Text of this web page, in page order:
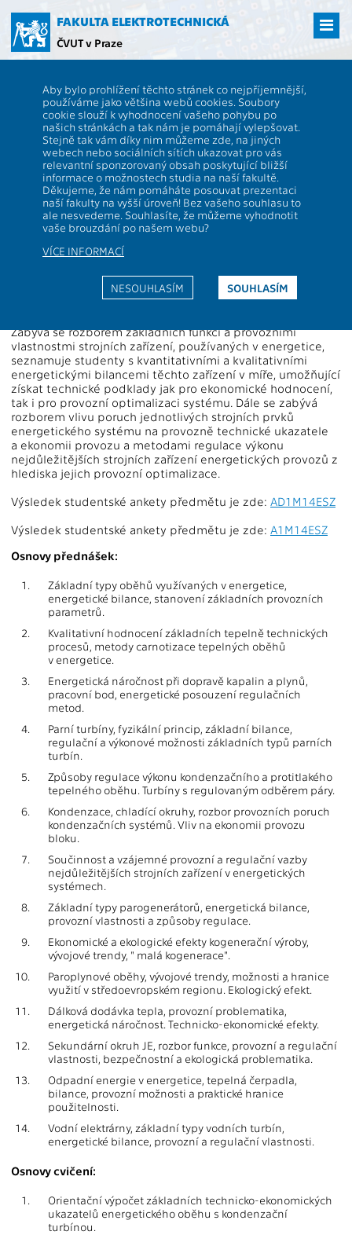
hlavní
obsah
FAKULTA ELEKTROTECHNICKÁ
ČVUT v Praze
Aby bylo prohlížení těchto stránek co nejpříjemnější,
používáme jako většina webů cookies. Soubory
cookie slouží k vyhodnocení vašeho pohybu po
našich stránkách a tak nám je pomáhají vylepšovat.
Stejně tak vám díky nim můžeme zde, na jiných
webech nebo sociálních sítích ukazovat pro vás
relevantní sponzorovaný obsah poskytující bližší
informace o možnostech studia na naší fakultě.
Děkujeme, že nám pomáháte posouvat prezentaci
naší fakulty na vyšší úroveň! Bez vašeho souhlasu to
ale nesvedeme. Souhlasíte, že můžeme vyhodnotit
vaše brouzdání po našem webu?
VÍCE INFORMACÍ
SOUHLASÍM
NESOUHLASÍM
A1M14ESZ
A1M14ESZ Energetická strojní zařízení
Rozsah výuky:
Katedra:
13114 Jazyk výuky:
Garanti:
Zakončení:
Přednášející:
Kreditů:
4
Cvičící:
Semestr:
Webová stránka:
https://moodle.fel.cvut.cz/courses/A1M14ESZ
Zabývá se rozborem základních funkcí a provozními
vlastnostmi strojních zařízení, používaných v energetice,
seznamuje studenty s kvantitativními a kvalitativními
energetickými bilancemi těchto zařízení v míře, umožňující
získat technické podklady jak pro ekonomické hodnocení,
tak i pro provozní optimalizaci systému. Dále se zabývá
rozborem vlivu poruch jednotlivých strojních prvků
energetického systému na provozně technické ukazatele
a ekonomii provozu a metodami regulace výkonu
nejdůležitějších strojních zařízení energetických provozů z
hlediska jejich provozní optimalizace.
Výsledek studentské ankety předmětu je zde: AD1M14ESZ
Výsledek studentské ankety předmětu je zde: A1M14ESZ
Osnovy přednášek:
1.
Základní typy oběhů využívaných v energetice,
energetické bilance, stanovení základních provozních
parametrů.
2.
Kvalitativní hodnocení základních tepelně technických
procesů, metody carnotizace tepelných oběhů
v energetice.
3.
Energetická náročnost při dopravě kapalin a plynů,
pracovní bod, energetické posouzení regulačních
metod.
4.
Parní turbíny, fyzikální princip, základní bilance,
regulační a výkonové možnosti základních typů parních
turbín.
5.
Způsoby regulace výkonu kondenzačního a protitlakého
tepelného oběhu. Turbíny s regulovaným odběrem páry.
6.
Kondenzace, chladící okruhy, rozbor provozních poruch
kondenzačních systémů. Vliv na ekonomii provozu
bloku.
7.
Součinnost a vzájemné provozní a regulační vazby
nejdůležitějších strojních zařízení v energetických
systémech.
8.
Základní typy parogenerátorů, energetická bilance,
provozní vlastnosti a způsoby regulace.
9.
Ekonomické a ekologické efekty kogenerační výroby,
vývojové trendy, " malá kogenerace".
10.
Paroplynové oběhy, vývojové trendy, možnosti a hranice
využití v středoevropském regionu. Ekologický efekt.
11.
Dálková dodávka tepla, provozní problematika,
energetická náročnost. Technicko-ekonomické efekty.
12.
Sekundární okruh JE, rozbor funkce, provozní a regulační
vlastnosti, bezpečnostní a ekologická problematika.
13.
Odpadní energie v energetice, tepelná čerpadla,
bilance, provozní možnosti a praktické hranice
použitelnosti.
14.
Vodní elektrárny, základní typy vodních turbín,
energetické bilance, provozní a regulační vlastnosti.
Osnovy cvičení:
1.
Orientační výpočet základních technicko-ekonomických
ukazatelů energetického oběhu s kondenzační
turbínou.